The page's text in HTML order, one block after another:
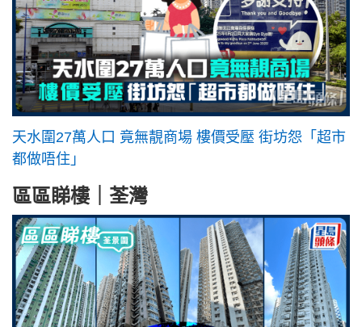
天水圍27萬人口 竟無靚商場 樓價受壓 街坊怨「超市
都做唔住」
區區睇樓｜荃灣